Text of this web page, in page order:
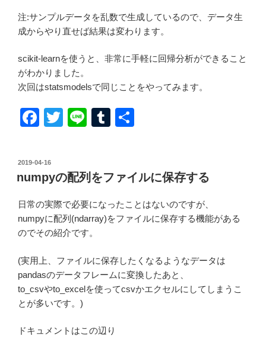
注:サンプルデータを乱数で生成しているので、データ生
成からやり直せば結果は変わります。
scikit-learnを使うと、非常に手軽に回帰分析ができること
がわかりました。
次回はstatsmodelsで同じことをやってみます。
F
c
e
o
o
T
er
Li
T
bl
投
日:
2019-04-16
numpyの配列をファイルに保存する
日常の実際で必要になったことはないのですが、
numpyに配列(ndarray)をファイルに保存する機能がある
のでその紹介です。
(実用上、ファイルに保存したくなるようなデータは
pandasのデータフレームに変換したあと、
to_csvやto_excelを使ってcsvかエクセルにしてしまうこ
とが多いです。)
ドキュメントはこの辺り